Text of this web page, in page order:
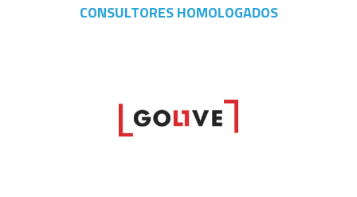
CONSULTORES HOMOLOGADOS